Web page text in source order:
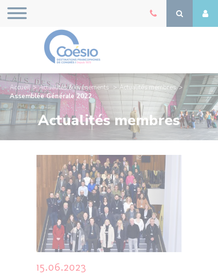
Accueil Actualités & événements
Actualités membres
Assemblée Générale 2022
Actualités membres
15.06.2023